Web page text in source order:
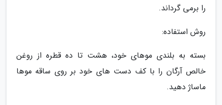
را برمی گرداند.
روش استفاده:
بسته به بلندی موهای خود، هشت تا ده قطره از روغن
خالص آرگان را با کف دست های خود بر روی ساقه موها
ماساژ دهید.